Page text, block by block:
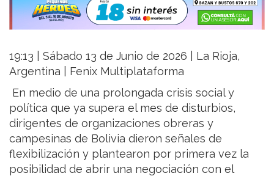
19:13 | Sábado 13 de Junio de 2026 | La Rioja,
Argentina | Fenix Multiplataforma
En medio de una prolongada crisis social y
política que ya supera el mes de disturbios,
dirigentes de organizaciones obreras y
campesinas de Bolivia dieron señales de
flexibilización y plantearon por primera vez la
posibilidad de abrir una negociación con el